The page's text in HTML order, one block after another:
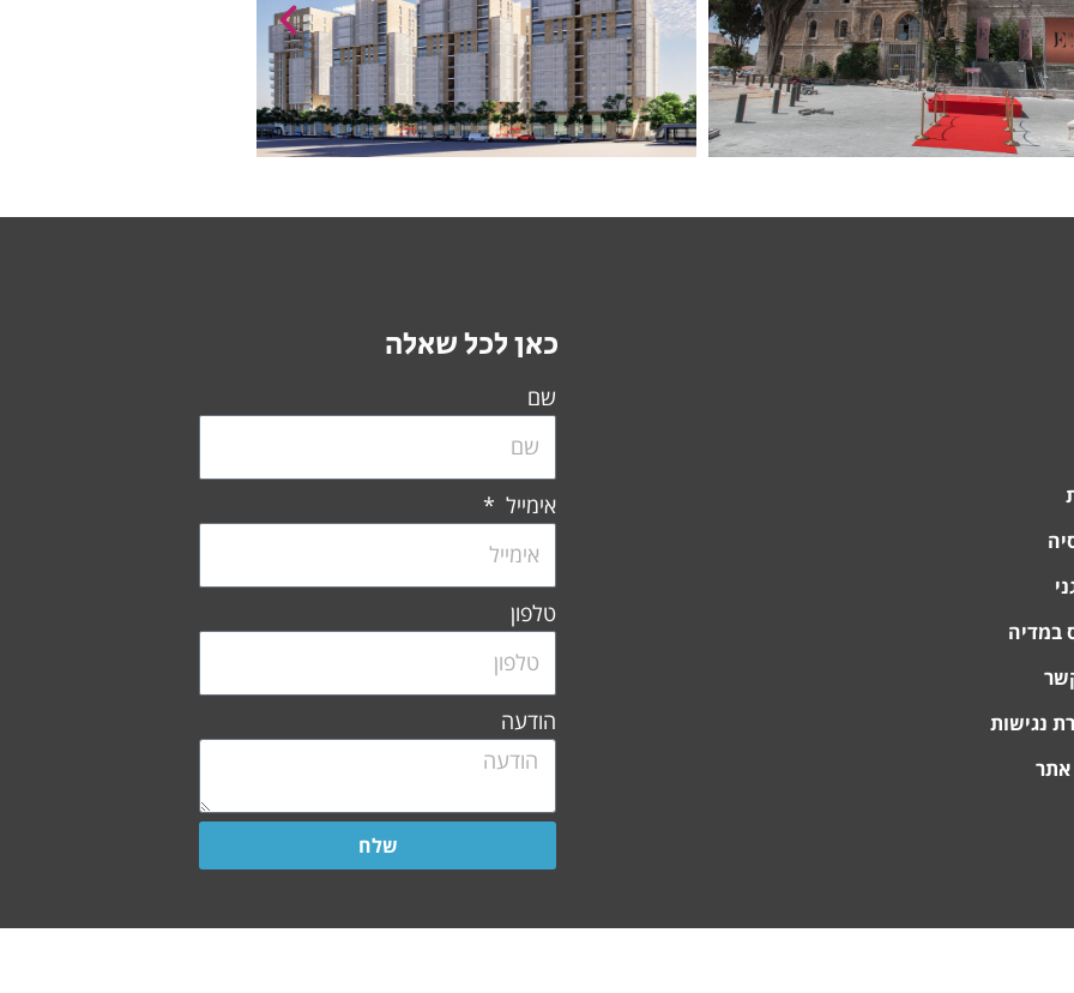
במדיה
נגישות
כאן לכל שאלה
שם
אימייל
טלפון
הודעה
שלח